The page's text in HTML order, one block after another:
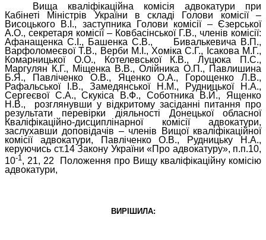
Вища кваліфікаційна комісія адвокатури при
Кабінеті Міністрів України в складі Голови комісії –
Висоцького В.І., заступника Голови комісії – Єзерської
А.О., секретаря комісії – Ковбасінської Г.В., членів комісії:
Афанащенка С.І., Башенка С.В.,
Бивалькевича В.П.,
Варфоломеєвої Т.В., Верби М.І., Хоміка С.Г., Ісакова М.Г.,
Комарницької О.О., Котелевської К.В., Луцюка П.С.,
Маргулян К.Г., Міщенка В.В., Олійника О.П., Павлишина
Б.Я., Павліченко О.В., Яценко О.А., Горощенко Л.В.,
Рафальської І.В., Замедянської Н.М., Рудницької Н.А.,
Сергеєвої С.А., Скукіса В.Ф., Соботника В.Й., Ященко
Н.В.,
розглянувши у відкритому засіданні питання про
результати перевірки діяльності Донецької обласної
Кваліфікаційно-дисциплінарної комісії адвокатури,
заслухавши доповідачів – членів Вищої кваліфікаційної
комісії адвокатури, Павліченко О.В., Рудницьку Н.А.,
керуючись ст.14 Закону України «Про адвокатуру», п.п.10,
10-1 , 21, 22
Положення про Вищу кваліфікаційну комісію
адвокатури,
ВИРІШИЛА: